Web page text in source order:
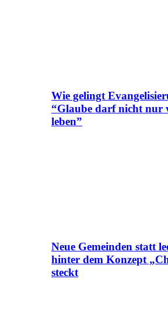
Wie gelingt
“Glaube darf nicht nur
leben”
Neue Gemeinden statt
hinter dem Konzept
steckt